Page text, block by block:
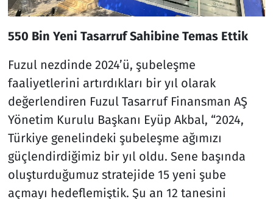
550 Bin Yeni Tasarruf Sahibine Temas Ettik
Fuzul nezdinde 2024’ü, şubeleşme
faaliyetlerini artırdıkları bir yıl olarak
değerlendiren Fuzul Tasarruf Finansman AŞ
Yönetim Kurulu Başkanı Eyüp Akbal, “2024,
Türkiye genelindeki şubeleşme ağımızı
güçlendirdiğimiz bir yıl oldu. Sene başında
oluşturduğumuz stratejide 15 yeni şube
açmayı hedeflemiştik. Şu an 12 tanesini